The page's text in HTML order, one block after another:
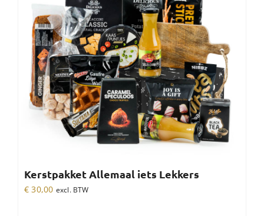
Kerstpakket Allemaal iets Lekkers
€ 30,00 excl. BTW